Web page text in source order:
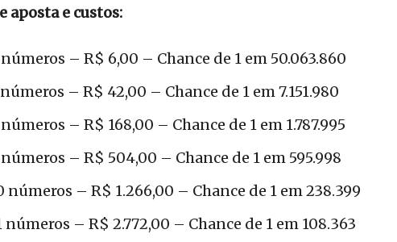
aposta e custos:
– R$ 6,00 – Chance de 1 em 50.063.860
– R$ 42,00 – Chance de 1 em 7.151.980
– R$ 168,00 – Chance de 1 em 1.787.995
– R$ 504,00 – Chance de 1 em 595.998
números – R$ 1.266,00 – Chance de 1 em 238.399
números – R$ 2.772,00 – Chance de 1 em 108.363